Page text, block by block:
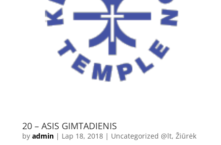
20 – ASIS GIMTADIENIS
by admin| Lap 18, 2018| Uncategorized @lt, Žiūrėk